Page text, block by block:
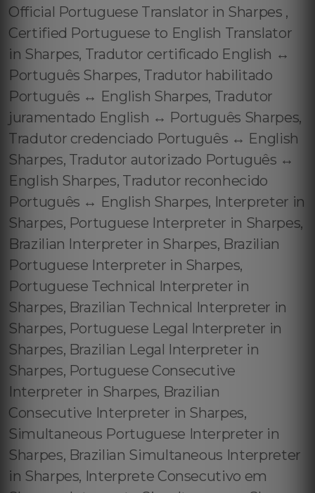
Official Portuguese Translator in Sharpes ,
Certified Portuguese to English Translator
in Sharpes, Tradutor certificado English ↔️
Português Sharpes, Tradutor habilitado
Português ↔️ English Sharpes, Tradutor
juramentado English ↔️ Português Sharpes,
Tradutor credenciado Português ↔️ English
Sharpes, Tradutor autorizado Português ↔️
English Sharpes, Tradutor reconhecido
Português ↔️ English Sharpes, Interpreter in
Sharpes, Portuguese Interpreter in Sharpes,
Brazilian Interpreter in Sharpes, Brazilian
Portuguese Interpreter in Sharpes,
Portuguese Technical Interpreter in
Sharpes, Brazilian Technical Interpreter in
Sharpes, Portuguese Legal Interpreter in
Sharpes, Brazilian Legal Interpreter in
Sharpes, Portuguese Consecutive
Interpreter in Sharpes, Brazilian
Consecutive Interpreter in Sharpes,
Simultaneous Portuguese Interpreter in
Sharpes, Brazilian Simultaneous Interpreter
in Sharpes, Interprete Consecutivo em